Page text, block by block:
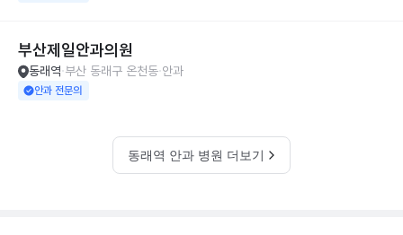
부산제일안과의원
동래역 부산 동래구 온천동 안과
안과 전문의
동래역 안과 병원 더보기